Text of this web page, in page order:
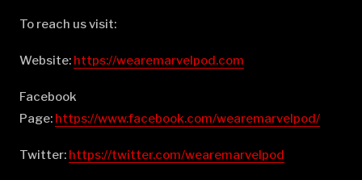
To reach us visit:
Website: ⁠⁠⁠⁠⁠⁠⁠⁠⁠⁠⁠⁠⁠⁠⁠⁠⁠⁠⁠⁠⁠⁠⁠⁠⁠⁠⁠⁠⁠⁠⁠⁠⁠⁠⁠⁠⁠⁠⁠⁠⁠⁠⁠⁠⁠⁠⁠⁠⁠⁠⁠⁠⁠⁠⁠⁠⁠⁠⁠⁠⁠⁠https://wearemarvelpod.com⁠⁠⁠⁠⁠⁠⁠⁠⁠⁠⁠⁠⁠⁠⁠⁠⁠⁠⁠⁠⁠⁠⁠⁠⁠⁠⁠⁠⁠⁠⁠⁠⁠⁠⁠⁠⁠⁠⁠⁠⁠⁠⁠⁠⁠⁠⁠⁠⁠⁠⁠⁠⁠⁠⁠⁠⁠⁠⁠⁠⁠⁠
Facebook
Page: ⁠⁠⁠⁠⁠⁠⁠⁠⁠⁠⁠⁠⁠⁠⁠⁠⁠⁠⁠⁠⁠⁠⁠⁠⁠⁠⁠⁠⁠⁠⁠⁠⁠⁠⁠⁠⁠⁠⁠⁠⁠⁠⁠⁠⁠⁠⁠⁠⁠⁠⁠⁠⁠⁠⁠⁠⁠⁠⁠⁠⁠⁠https://www.facebook.com/wearemarvelpod/⁠⁠⁠⁠⁠⁠⁠⁠⁠⁠⁠⁠⁠⁠⁠⁠⁠⁠⁠⁠⁠⁠⁠⁠⁠⁠⁠⁠⁠⁠⁠⁠⁠⁠⁠⁠⁠⁠⁠⁠⁠⁠⁠⁠⁠⁠⁠⁠⁠⁠⁠⁠⁠⁠⁠⁠⁠⁠⁠⁠⁠⁠
Twitter: ⁠⁠⁠⁠⁠⁠⁠⁠⁠⁠⁠⁠⁠⁠⁠⁠⁠⁠⁠⁠⁠⁠⁠⁠⁠⁠⁠⁠⁠⁠⁠⁠⁠⁠⁠⁠⁠⁠⁠⁠⁠⁠⁠⁠⁠⁠⁠⁠⁠⁠⁠⁠⁠⁠⁠⁠⁠⁠⁠⁠⁠⁠https://twitter.com/wearemarvelpod⁠⁠⁠⁠⁠⁠⁠⁠⁠⁠⁠⁠⁠⁠⁠⁠⁠⁠⁠⁠⁠⁠⁠⁠⁠⁠⁠⁠⁠⁠⁠⁠⁠⁠⁠⁠⁠⁠⁠⁠⁠⁠⁠⁠⁠⁠⁠⁠⁠⁠⁠⁠⁠⁠⁠⁠⁠⁠⁠⁠⁠⁠